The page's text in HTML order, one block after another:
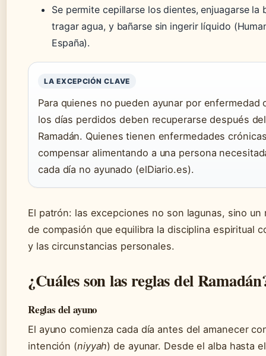
Se permite cepillarse los dientes, enjuagarse la
tragar agua, y bañarse sin ingerir líquido
España).
LA EXCEPCIÓN CLAVE
Para quienes no pueden ayunar por enfermedad
los días perdidos deben recuperarse después del
Ramadán. Quienes tienen enfermedades
compensar alimentando a una persona
cada día no ayunado (elDiario.es).
El patrón: las excepciones no son lagunas, sino un
de compasión que equilibra la disciplina espiritual
y las circunstancias personales.
¿Cuáles son las reglas del
Reglas del ayuno
El ayuno comienza cada día antes del amanecer
intención (niyyah) de ayunar. Desde el alba hasta